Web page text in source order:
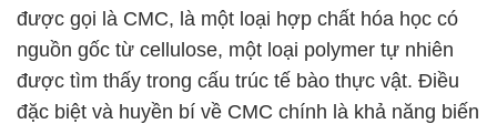
được gọi là CMC, là một loại hợp chất hóa học có
nguồn gốc từ cellulose, một loại polymer tự nhiên
được tìm thấy trong cấu trúc tế bào thực vật. Điều
đặc biệt và huyền bí về CMC chính là khả năng biến